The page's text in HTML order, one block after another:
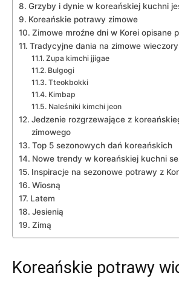
Grzyby i dynie w koreańskiej kuchni
Koreańskie potrawy‍ zimowe
Zimowe ⁢mroźne dni w Korei opisane‌
Tradycyjne dania na zimowe wieczory
Zupa kimchi jjigae
Bulgogi
Tteokbokki
Kimbap
Naleśniki kimchi jeon
Jedzenie ‌rozgrzewające z
zimowego
Top 5 sezonowych dań koreańskich
Nowe trendy w koreańskiej⁣ kuchni
Inspiracje⁤ na sezonowe‌ potrawy ‌z
Wiosną
Latem
Jesienią
Zimą
Koreańskie potrawy